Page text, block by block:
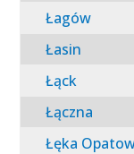
Łagów
Łasin
Łąck
Łączna
Łęka